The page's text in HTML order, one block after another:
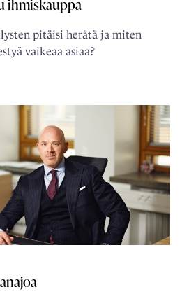
ihmiskauppa
pitäisi herätä ja miten
vaikeaa asiaa?